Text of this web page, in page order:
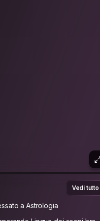
Vedi tutto
a Astrologia